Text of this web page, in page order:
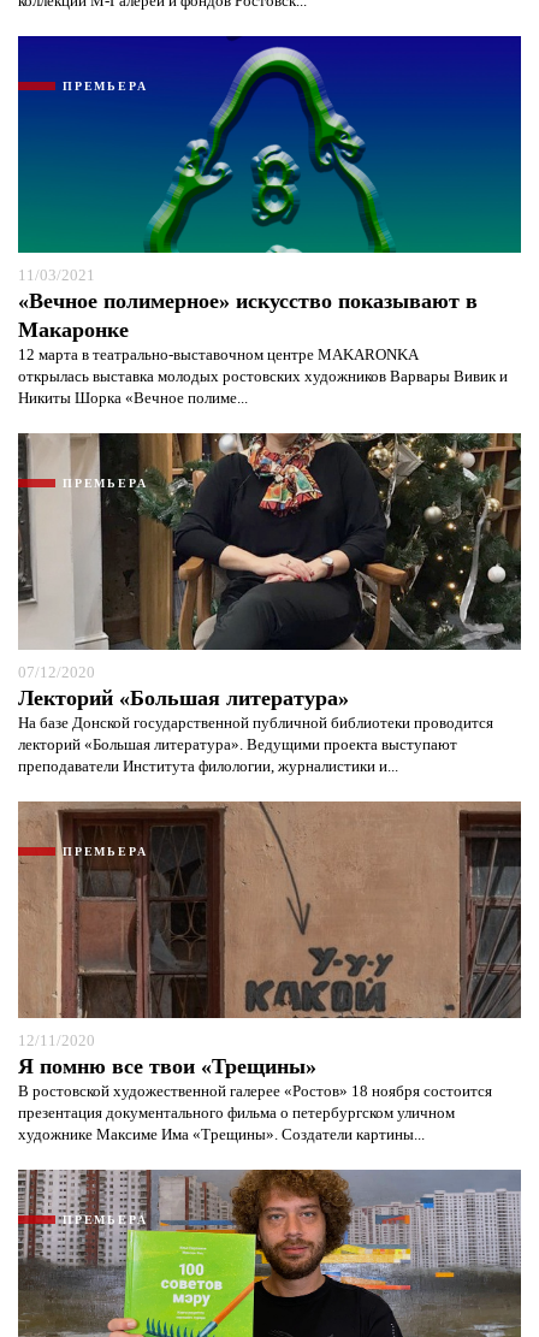
ПРЕМЬЕРА
11/03/2021
«Вечное полимерное» искусство показывают в
Макаронке
12 марта в театрально-выставочном центре MAKARONKA
открылась выставка молодых ростовских художников Варвары Вивик и
Никиты Шорка «Вечное полиме...
ПРЕМЬЕРА
07/12/2020
Лекторий «Большая литература»
На базе Донской государственной публичной библиотеки проводится
лекторий «Большая литература». Ведущими проекта выступают
преподаватели Института филологии, журналистики и...
ПРЕМЬЕРА
12/11/2020
Я помню все твои «Трещины»
В ростовской художественной галерее «Ростов» 18 ноября состоится
презентация документального фильма о петербургском уличном
художнике Максиме Има «Трещины». Создатели картины...
ПРЕМЬЕРА
защиты информации*
Я согласен сполитикой конфиденциальности и
защиты информации*